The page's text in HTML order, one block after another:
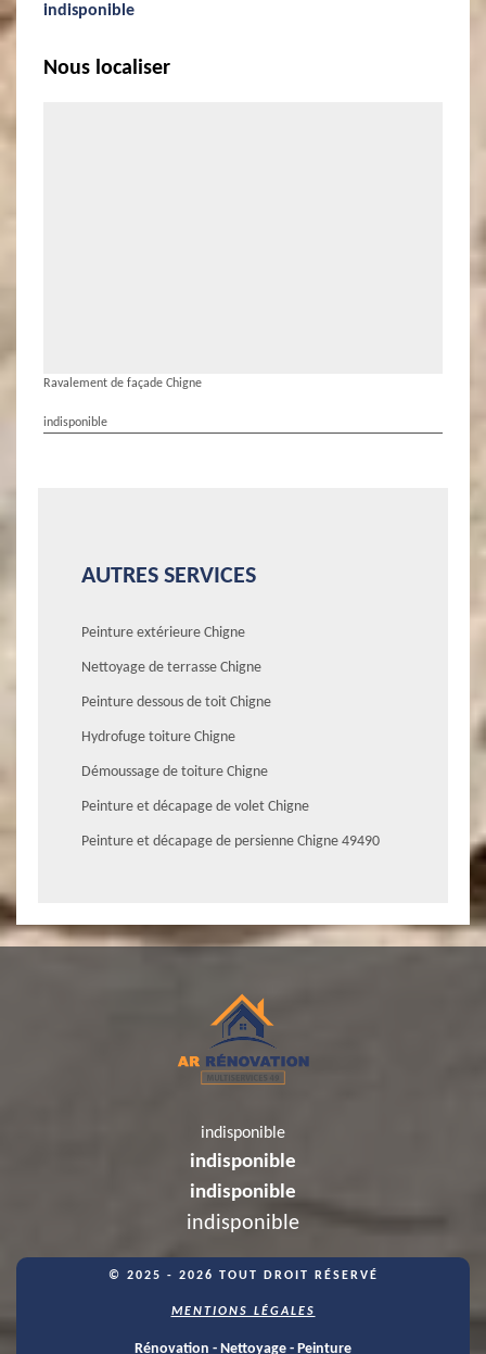
indisponible
Nous localiser
Ravalement de façade Chigne
indisponible
AUTRES SERVICES
Peinture extérieure Chigne
Nettoyage de terrasse Chigne
Peinture dessous de toit Chigne
Hydrofuge toiture Chigne
Démoussage de toiture Chigne
Peinture et décapage de volet Chigne
Peinture et décapage de persienne Chigne 49490
indisponible
indisponible
indisponible
indisponible
© 2025 - 2026 TOUT DROIT RÉSERVÉ
MENTIONS LÉGALES
Rénovation - Nettoyage - Peinture